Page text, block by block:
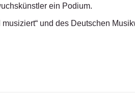
ein Podium.
und des Deutschen